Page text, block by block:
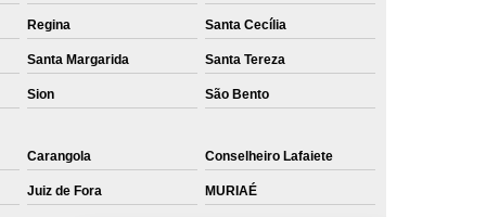
Sublimação em Tecido de Algodão
Sublimação Total em Camisetas
Regina Santa Cecília
Santa Margarida Santa Tereza
Sion São Bento
Carangola Conselheiro Lafaiete
Juiz de Fora MURIAÉ